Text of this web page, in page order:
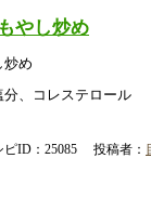
やし炒め
め
、コレステロール
ID：25085 投稿者：